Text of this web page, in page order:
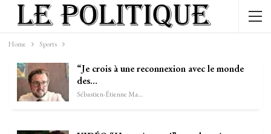
Home Sports
“Je crois à une reconnexion avec le monde
des…
Sébastien-Étienne Marechal